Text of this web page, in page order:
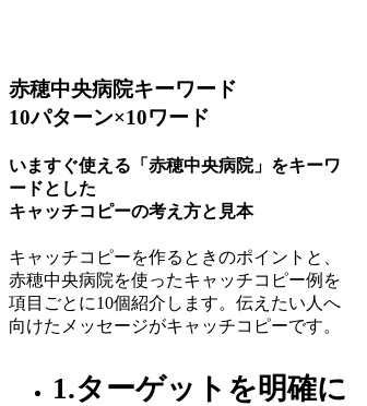
赤穂中央病院キーワード
10パターン×10ワード
いますぐ使える「赤穂中央病院」をキーワ
ードとした
キャッチコピーの考え方と見本
キャッチコピーを作るときのポイントと、
赤穂中央病院を使ったキャッチコピー例を
項目ごとに10個紹介します。伝えたい人へ
向けたメッセージがキャッチコピーです。
1.ターゲットを明確に